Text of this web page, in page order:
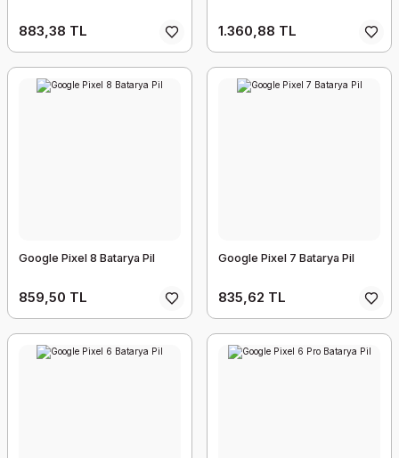
883,38 TL 1.360,88 TL
Google Pixel 8 Batarya Pil
859,50 TL
Google Pixel 7 Batarya Pil
835,62 TL